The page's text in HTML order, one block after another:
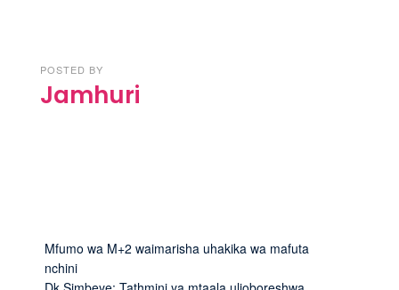
POSTED BY
Jamhuri
Mfumo wa M+2 waimarisha uhakika wa mafuta
nchini